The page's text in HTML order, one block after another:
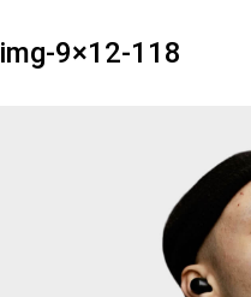
img-9×12-118